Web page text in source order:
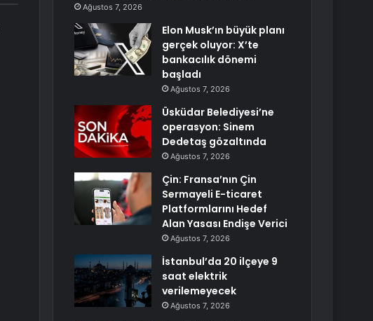
Ağustos 7, 2026
Elon Musk’ın büyük planı
gerçek oluyor: X’te
bankacılık dönemi
başladı
Ağustos 7, 2026
Üsküdar Belediyesi’ne
operasyon: Sinem
Dedetaş gözaltında
Ağustos 7, 2026
Çin: Fransa’nın Çin
Sermayeli E-ticaret
Platformlarını Hedef
Alan Yasası Endişe Verici
Ağustos 7, 2026
İstanbul’da 20 ilçeye 9
saat elektrik
verilemeyecek
Ağustos 7, 2026